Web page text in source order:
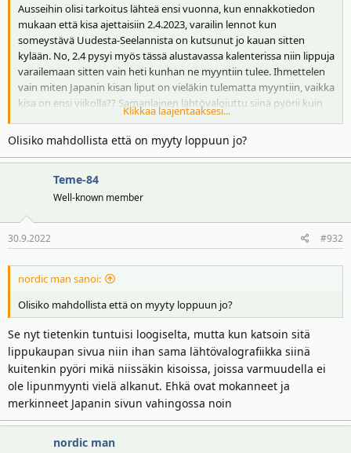
Ausseihin olisi tarkoitus lähteä ensi vuonna, kun ennakkotiedon
mukaan että kisa ajettaisiin 2.4.2023, varailin lennot kun
someystävä Uudesta-Seelannista on kutsunut jo kauan sitten
kylään. No, 2.4 pysyi myös tässä alustavassa kalenterissa niin lippuja
varailemaan sitten vain heti kunhan ne myyntiin tulee. Ihmettelen
vain miten Japanin kisan liput on vieläkin tulematta myyntiin, vaikka
kisa on ensi viikolla?? Samanlainen lähtövalojuttu siinä pyörii kuin
muissakin kisoissa joihin voi tilata sähköpostimuistutuksen kun
lipunmyynti alkaa.
Klikkaa laajentaaksesi...
Olisiko mahdollista että on myyty loppuun jo?
Teme-84
Well-known member
30.9.2022 #932
nordic man sanoi:
Olisiko mahdollista että on myyty loppuun jo?
Se nyt tietenkin tuntuisi loogiselta, mutta kun katsoin sitä
lippukaupan sivua niin ihan sama lähtövalografiikka siinä
kuitenkin pyöri mikä niissäkin kisoissa, joissa varmuudella ei
ole lipunmyynti vielä alkanut. Ehkä ovat mokanneet ja
merkinneet Japanin sivun vahingossa noin
nordic man